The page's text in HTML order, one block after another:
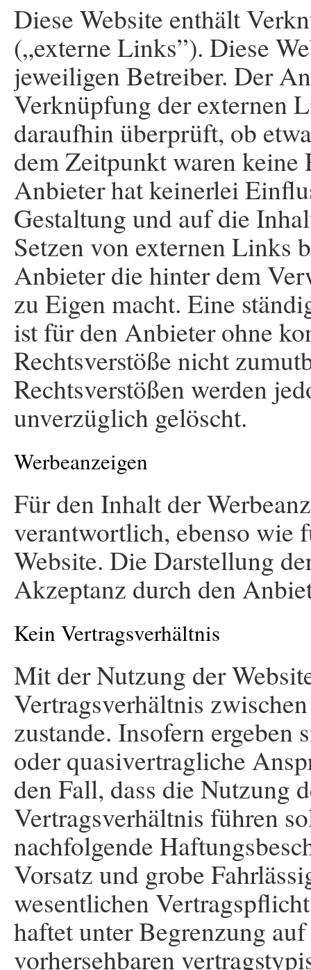
Diese Website enthält
(„externe Links”). Diese
jeweiligen Betreiber. Der
Verknüpfung der externen
daraufhin überprüft, ob
dem Zeitpunkt waren keine
Anbieter hat keinerlei
Gestaltung und auf die
Setzen von externen Links
Anbieter die hinter dem
zu Eigen macht. Eine
ist für den Anbieter ohne
Rechtsverstöße nicht
Rechtsverstößen werden
unverzüglich gelöscht.
Werbeanzeigen
Für den Inhalt der
verantwortlich, ebenso wie
Website. Die Darstellung
Akzeptanz durch den
Kein Vertragsverhältnis
Mit der Nutzung der
Vertragsverhältnis
zustande. Insofern
oder quasivertragliche
den Fall, dass die Nutzung
Vertragsverhältnis führen
nachfolgende
Vorsatz und grobe
wesentlichen
haftet unter Begrenzung
vorhersehbaren